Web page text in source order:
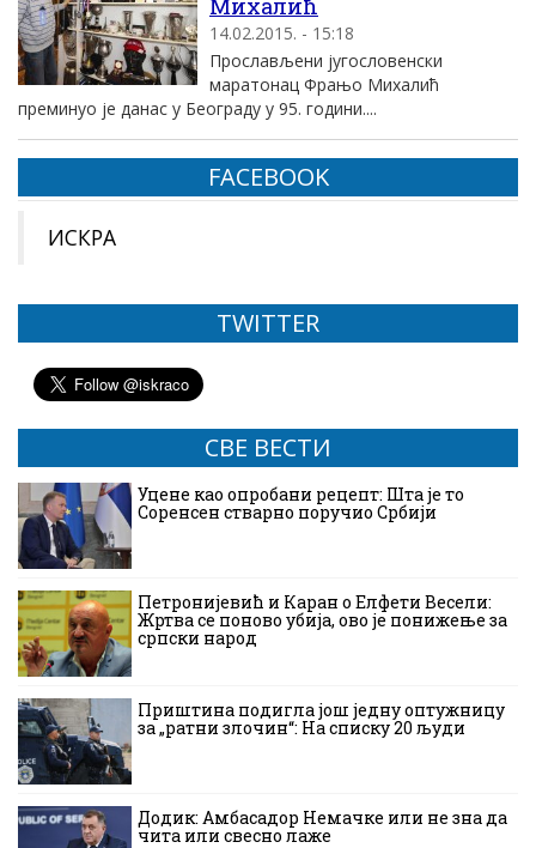
Михалић
14.02.2015. - 15:18
Прослављени југословенски
маратонац Фрањо Михалић
преминуо је данас у Београду у 95. години....
FACEBOOK
ИСКРА
TWITTER
СВЕ ВЕСТИ
Уцене као опробани рецепт: Шта је то
Соренсен стварно поручио Србији
Петронијевић и Каран о Елфети Весели:
Жртва се поново убија, ово је понижење за
српски народ
Приштина подигла још једну оптужницу
за „ратни злочин“: На списку 20 људи
Додик: Амбасадор Немачке или не зна да
чита или свесно лаже